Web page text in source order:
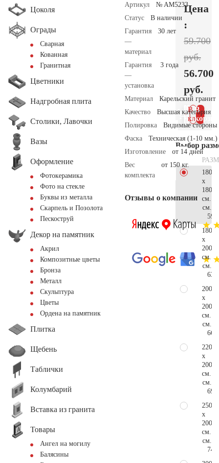
Цоколя
Ограды
Сварная
Кованная
Гранитная
Цветники
Надгробная плита
Столики, Лавочки
Вазы
Оформление
Фотокерамика
Фото на стекле
Буквы из металла
Скарпель и Позолота
Пескоструй
Декор на памятник
Акрил
Композитные цветы
Бронза
Металл
Скульптура
Цветы
Ордена на памятник
Плитка
Щебень
Таблички
Колумбарий
Вставка из гранита
Товары
Ангел на могилу
Балясины
Артикул
№ AM5233
Статус
В наличии
Гарантия
—
материал
30 лет
Гарантия
—
установка
3 года
Материал
Карельский гранит
Качество
Высшая категория
Полировка
Видимые стороны
Фаска
Техническая (1-10 мм.)
Изготовление
от 14 дней
Вес
комплекта
от 150 кг.
Отзывы о компании
Цена
:
59.700
руб.
56.700
руб.
В
В 1
клик
Выбор
180
x
180
см.
см.
180
x
200
см.
см.
200
x
200
см.
см.
220
x
200
см.
см.
250
x
200
см.
см.